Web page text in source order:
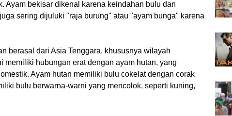
Ayam bekisar dikenal karena keindahan bulu dan
sering dijuluki "raja burung" atau "ayam bunga" karena
berasal dari Asia Tenggara, khususnya wilayah
hubungan erat dengan ayam hutan, yang
Ayam hutan memiliki bulu cokelat dengan corak
bulu berwarna-warni yang mencolok, seperti kuning,